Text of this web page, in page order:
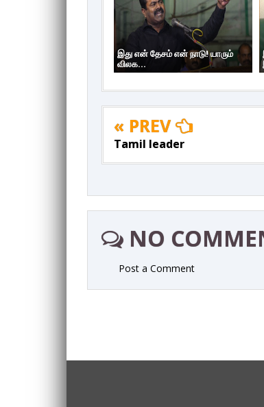
இது என் தேசம் என் நாடு! யாரும்
விலக...
« PREV
Tamil leader
NO
Post a Comment